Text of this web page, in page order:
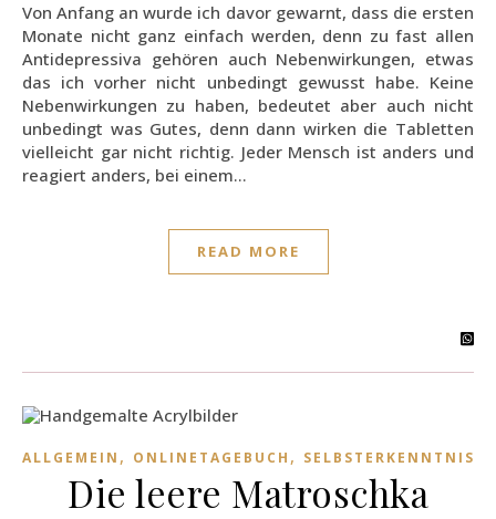
Von Anfang an wurde ich davor gewarnt, dass die ersten
Monate nicht ganz einfach werden, denn zu fast allen
Antidepressiva gehören auch Nebenwirkungen, etwas
das ich vorher nicht unbedingt gewusst habe. Keine
Nebenwirkungen zu haben, bedeutet aber auch nicht
unbedingt was Gutes, denn dann wirken die Tabletten
vielleicht gar nicht richtig. Jeder Mensch ist anders und
reagiert anders, bei einem…
READ MORE
ALLGEMEIN , ONLINETAGEBUCH , SELBSTERKENNTNIS
Die leere Matroschka